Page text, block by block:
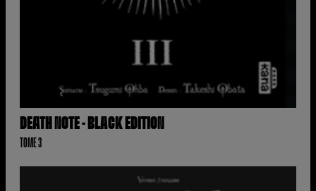
DEATH NOTE - BLACK EDITION
TOME 3